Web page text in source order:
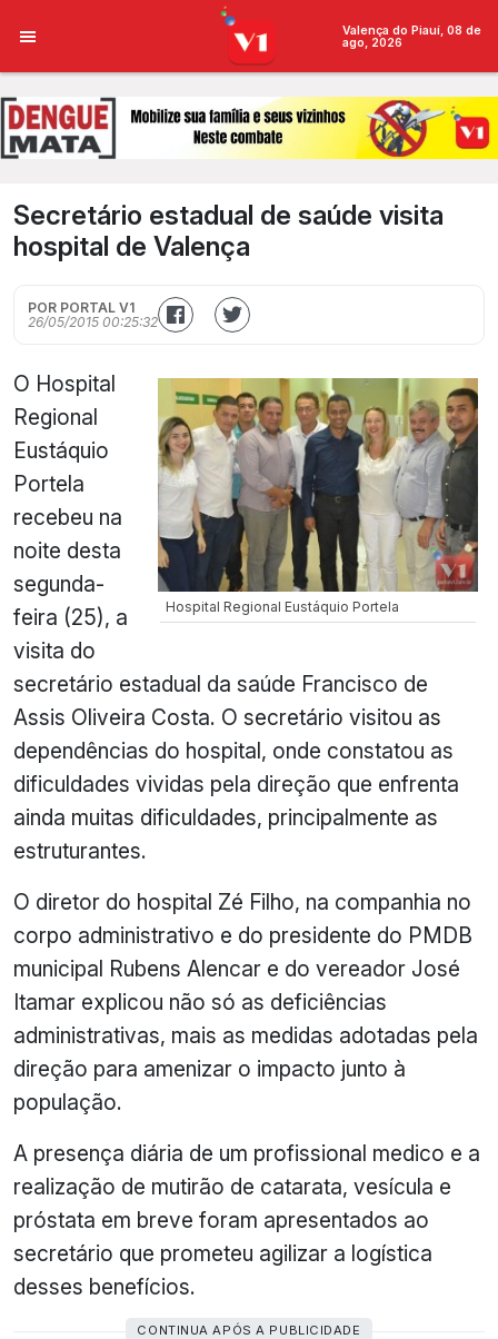
Valença do Piauí, 08 de
ago, 2026
Secretário estadual de saúde visita
hospital de Valença
POR PORTAL V1
26/05/2015 00:25:32
Hospital Regional Eustáquio Portela
O Hospital
Regional
Eustáquio
Portela
recebeu na
noite desta
segunda-
feira (25), a
visita do
secretário estadual da saúde Francisco de
Assis Oliveira Costa. O secretário visitou as
dependências do hospital, onde constatou as
dificuldades vividas pela direção que enfrenta
ainda muitas dificuldades, principalmente as
estruturantes.
O diretor do hospital Zé Filho, na companhia no
corpo administrativo e do presidente do PMDB
municipal Rubens Alencar e do vereador José
Itamar explicou não só as deficiências
administrativas, mais as medidas adotadas pela
direção para amenizar o impacto junto à
população.
A presença diária de um profissional medico e a
realização de mutirão de catarata, vesícula e
próstata em breve foram apresentados ao
secretário que prometeu agilizar a logística
desses benefícios.
CONTINUA APÓS A PUBLICIDADE